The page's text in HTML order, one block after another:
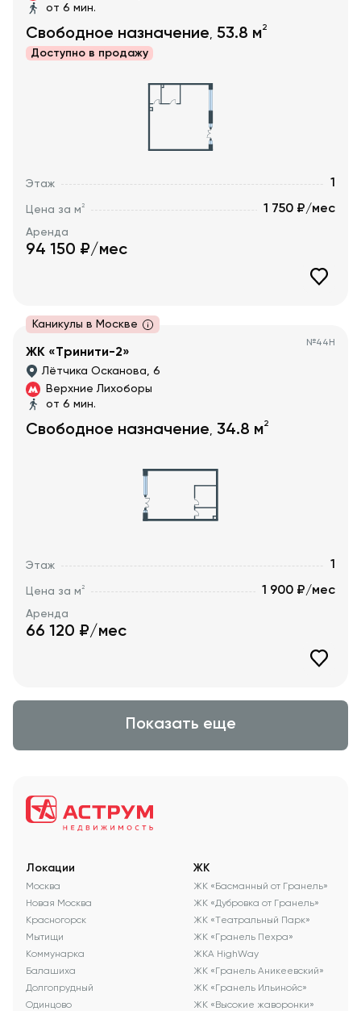
от 6 мин.
Свободное назначение, 53.8 м2
Доступно в продажу
Этаж 1
Цена за м2 1 750 ₽/мес
Аренда
94 150 ₽/мес
Каникулы в Москве
№44Н
ЖК «Тринити-2»
Лётчика Осканова, 6
Верхние Лихоборы
от 6 мин.
Свободное назначение, 34.8 м2
Этаж 1
Цена за м2 1 900 ₽/мес
Аренда
66 120 ₽/мес
Показать еще
Локации
Москва
Новая Москва
Красногорск
Мытищи
Коммунарка
Балашиха
Долгопрудный
Одинцово
ЖК
ЖК «Басманный от Гранель»
ЖК «Дубровка от Гранель»
ЖК «Театральный Парк»
ЖК «Гранель Пехра»
ЖКА HighWay
ЖК «Гранель Аникеевский»
ЖК «Гранель Ильинойс»
ЖК «Высокие жаворонки»